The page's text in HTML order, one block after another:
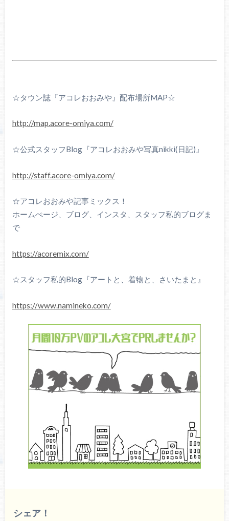
☆タウン誌『アコレおおみや』配布場所MAP☆
http://map.acore-omiya.com/
☆公式スタッフBlog『アコレおおみや写真nikki(日記)』
http://staff.acore-omiya.com/
☆アコレおおみや記事ミックス！
ホームぺージ、ブログ、インスタ、スタッフ私的ブログま
で
https://acoremix.com/
☆スタッフ私的Blog『アートと、着物と、さいたまと』
https://www.namineko.com/
シェア！